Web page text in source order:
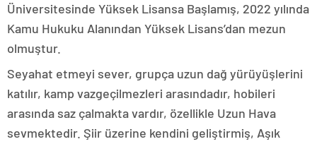
Üniversitesinde Yüksek Lisansa Başlamış, 2022 yılında
Kamu Hukuku Alanından Yüksek Lisans’dan mezun
olmuştur.
Seyahat etmeyi sever, grupça uzun dağ yürüyüşlerini
katılır, kamp vazgeçilmezleri arasındadır, hobileri
arasında saz çalmakta vardır, özellikle Uzun Hava
sevmektedir. Şiir üzerine kendini geliştirmiş, Aşık